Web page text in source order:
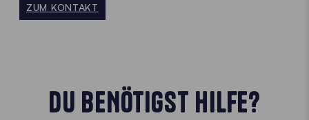
ZUM KONTAKT
DU BENÖTIGST HILFE?